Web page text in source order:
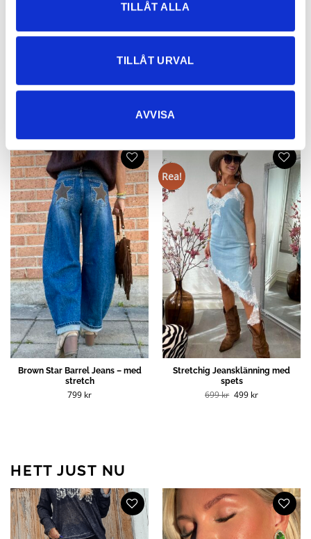
TILLÅT ALLA
TILLÅT URVAL
AVVISA
Miss T Jeansklänning – Rosa, Sand Joy Stretch Klänning Blå
Brown Star Barrel Jeans – med
stretch
799 kr
Rea!
Stretchig Jeansklänning med
spets
699kr Det
ursprungliga
499 krDet
HETT JUST NU